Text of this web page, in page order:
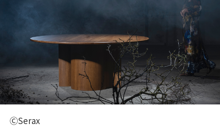
ⒸSerax